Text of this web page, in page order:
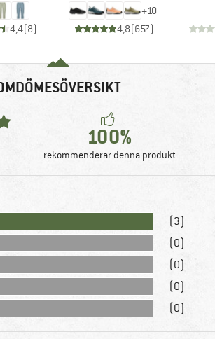
4,4(8)
+10
4,8(657)
100%
rekommenderar denna produkt
(3)
(0)
(0)
(0)
(0)